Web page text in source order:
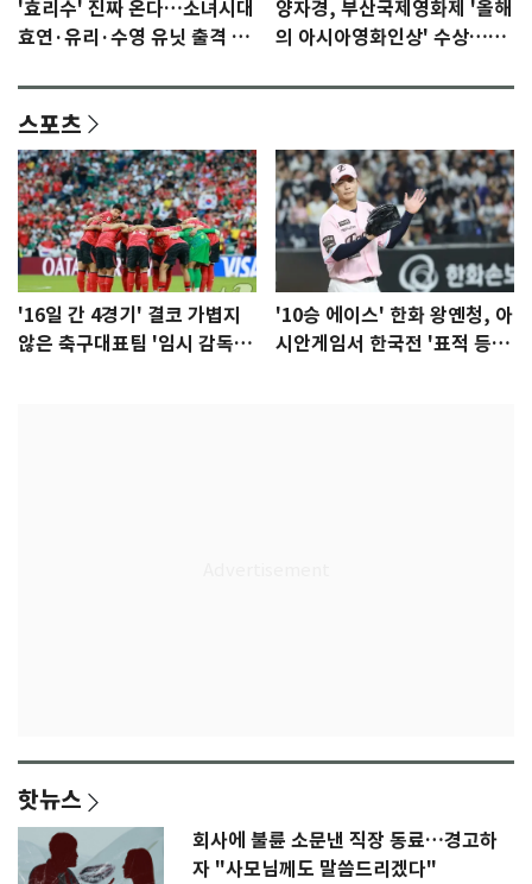
'효리수' 진짜 온다…소녀시대
효연·유리·수영 유닛 출격 [N
양자경, 부산국제영화제 '올해
의 아시아영화인상' 수상…15
스포츠
'16일 간 4경기' 결코 가볍지
않은 축구대표팀 '임시 감독'
'10승 에이스' 한화 왕옌청, 아
시안게임서 한국전 '표적 등
핫뉴스
회사에 불륜 소문낸 직장 동료…경고하
자 "사모님께도 말씀드리겠다"